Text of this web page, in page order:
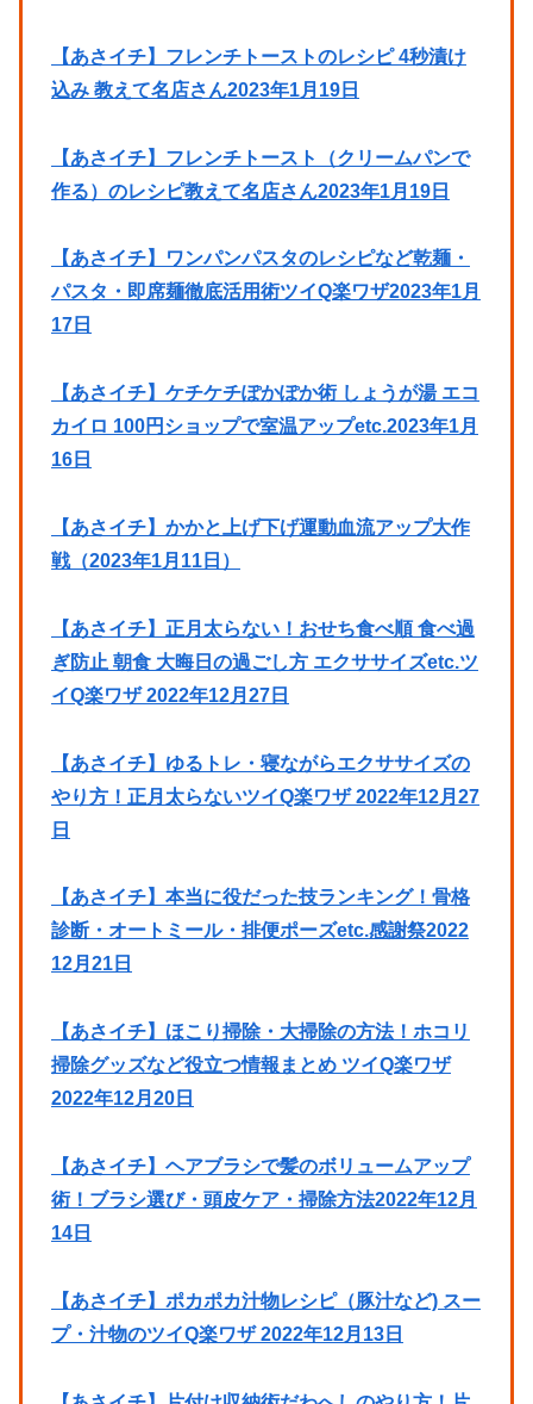
【あさイチ】フレンチトーストのレシピ 4秒漬け
込み 教えて名店さん2023年1月19日
【あさイチ】フレンチトースト（クリームパンで
作る）のレシピ教えて名店さん2023年1月19日
【あさイチ】ワンパンパスタのレシピなど乾麺・
パスタ・即席麺徹底活用術ツイQ楽ワザ2023年1月
17日
【あさイチ】ケチケチぽかぽか術 しょうが湯 エコ
カイロ 100円ショップで室温アップetc.2023年1月
16日
【あさイチ】かかと上げ下げ運動血流アップ大作
戦（2023年1月11日）
【あさイチ】正月太らない！おせち食べ順 食べ過
ぎ防止 朝食 大晦日の過ごし方 エクササイズetc.ツ
イQ楽ワザ 2022年12月27日
【あさイチ】ゆるトレ・寝ながらエクササイズの
やり方！正月太らないツイQ楽ワザ 2022年12月27
日
【あさイチ】本当に役だった技ランキング！骨格
診断・オートミール・排便ポーズetc.感謝祭2022
12月21日
【あさイチ】ほこり掃除・大掃除の方法！ホコリ
掃除グッズなど役立つ情報まとめ ツイQ楽ワザ
2022年12月20日
【あさイチ】ヘアブラシで髪のボリュームアップ
術！ブラシ選び・頭皮ケア・掃除方法2022年12月
14日
【あさイチ】ポカポカ汁物レシピ（豚汁など) スー
プ・汁物のツイQ楽ワザ 2022年12月13日